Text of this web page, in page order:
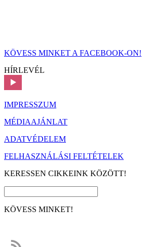
KÖVESS MINKET A FACEBOOK-ON!
HÍRLEVÉL
IMPRESSZUM
MÉDIAAJÁNLAT
ADATVÉDELEM
FELHASZNÁLÁSI FELTÉTELEK
KERESSEN CIKKEINK KÖZÖTT!
KÖVESS MINKET!